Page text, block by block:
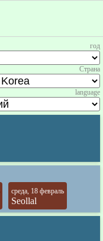
год
Страна
language
среда, 18 февраль
Seollal